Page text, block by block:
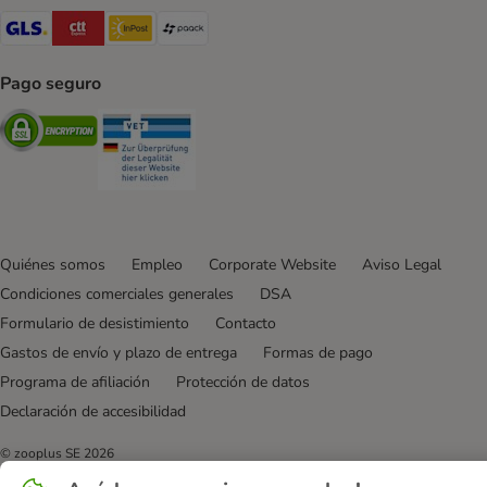
GLS Shipping Method
CTTExpress Shipping Method
InPost Shipping Method
Pago seguro
Security
Quiénes somos Empleo Corporate Website
Aviso Legal
Condiciones comerciales generales
DSA
Formulario de desistimiento
Contacto
Gastos de envío y plazo de entrega
Formas de pago
Programa de afiliación
Protección de datos
Declaración de accesibilidad
© zooplus SE 2026